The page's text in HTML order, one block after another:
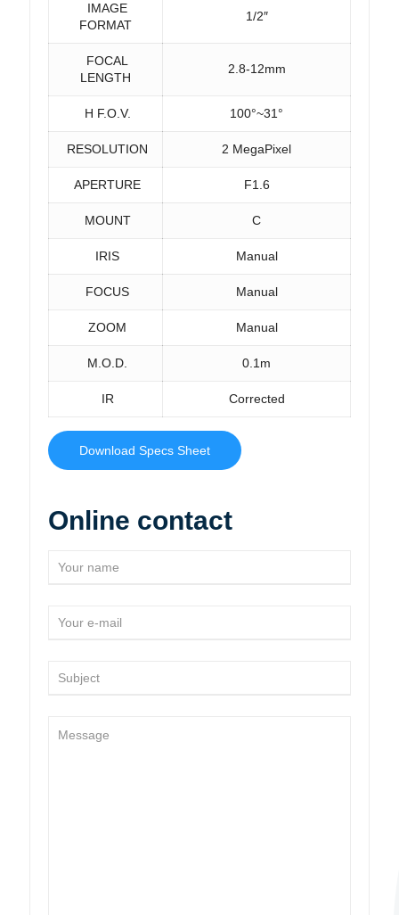
IMAGE
FORMAT
1/2″
FOCAL
LENGTH
2.8-12mm
H F.O.V. 100°~31°
RESOLUTION 2 MegaPixel
APERTURE F1.6
MOUNT C
IRIS Manual
FOCUS Manual
ZOOM Manual
M.O.D. 0.1m
IR Corrected
Download Specs Sheet
Online contact